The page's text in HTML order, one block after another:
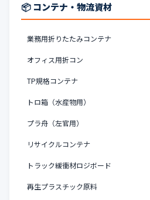
📦 コンテナ・物流資材
業務用折りたたみコンテナ
オフィス用折コン
TP規格コンテナ
トロ箱（水産物用）
プラ舟（左官用）
リサイクルコンテナ
トラック緩衝材ロジボード
再生プラスチック原料